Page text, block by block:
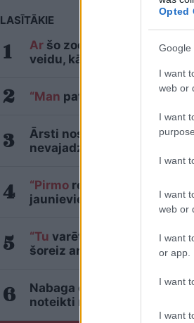
Opted
Google
I want
web or
I want
I want
I want
web or
I want
or app.
I want
I want
LASĪTĀKIE
Ar šo zodiaka zīmju
veidu, kā pamatīgi atriebties
“Man pat neomulīgi
Ārsti nosauc četrus augļus
nevajadzētu pārlieku
“Pirmo reizi ko tādu redzu.”
jaunieviesumu
“Tu varētu aizvērties!”
šoreiz ar superdārgu
Nabaga cilvēks! “Pepco”
noteikti nebūtu jādzird